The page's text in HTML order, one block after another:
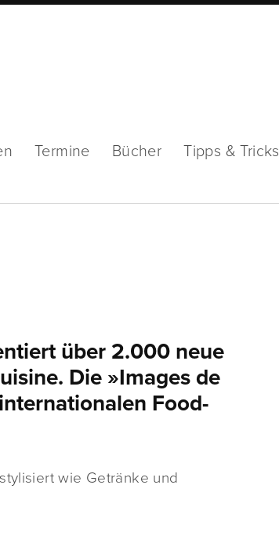
Termine Bücher Tipps & Tricks
über 2.000 neue
Die »Images de
Food-
wie Getränke und